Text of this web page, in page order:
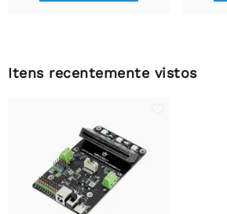
Itens recentemente vistos